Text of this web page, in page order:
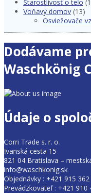
Starostlivosť o telo
Voňavý domov (13)
Osviežovače
Dodávame
Waschkönig
Údaje o
Corri Trade s. r. o.
Ivanská cesta 15
821 04 Bratislava –
info@waschkonig.sk
Objednávky : +421 915 362
Prevádzkovateľ : +421 910